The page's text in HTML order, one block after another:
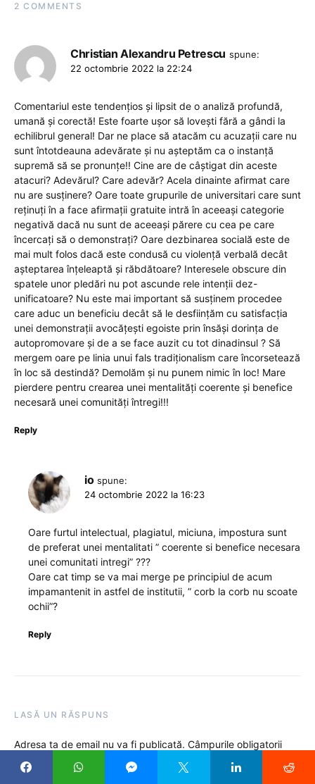
2 COMMENTS
Christian Alexandru Petrescu spune:
22 octombrie 2022 la 22:24
Comentariul este tendențios și lipsit de o analiză profundă,
umană și corectă! Este foarte ușor să lovești fără a gândi la
echilibrul general! Dar ne place să atacăm cu acuzații care nu
sunt întotdeauna adevărate și nu așteptăm ca o instanță
supremă să se pronunțe!! Cine are de câștigat din aceste
atacuri? Adevărul? Care adevăr? Acela dinainte afirmat care
nu are susținere? Oare toate grupurile de universitari care sunt
reținuți în a face afirmații gratuite intră în aceeași categorie
negativă dacă nu sunt de aceeași părere cu cea pe care
încercați să o demonstrați? Oare dezbinarea socială este de
mai mult folos dacă este condusă cu violență verbală decât
așteptarea înțeleaptă și răbdătoare? Interesele obscure din
spatele unor pledări nu pot ascunde rele intenții dez-
unificatoare? Nu este mai important să susținem procedee
care aduc un beneficiu decât să le desființăm cu satisfacția
unei demonstrații avocățești egoiste prin însăși dorința de
autopromovare și de a se face auzit cu tot dinadinsul ? Să
mergem oare pe linia unui fals tradiționalism care încorsetează
în loc să destindă? Demolăm și nu punem nimic în loc! Mare
pierdere pentru crearea unei mentalități coerente și benefice
necesară unei comunități întregi!!!
Reply
io spune:
24 octombrie 2022 la 16:23
Oare furtul intelectual, plagiatul, miciuna, impostura sunt
de preferat unei mentalitati ” coerente si benefice necesara
unei comunitati intregi” ???
Oare cat timp se va mai merge pe principiul de acum
impamantenit in astfel de institutii, ” corb la corb nu scoate
ochii”?
Reply
LASĂ UN RĂSPUNS
Adresa ta de email nu va fi publicată. Câmpurile obligatorii
sunt marcate cu